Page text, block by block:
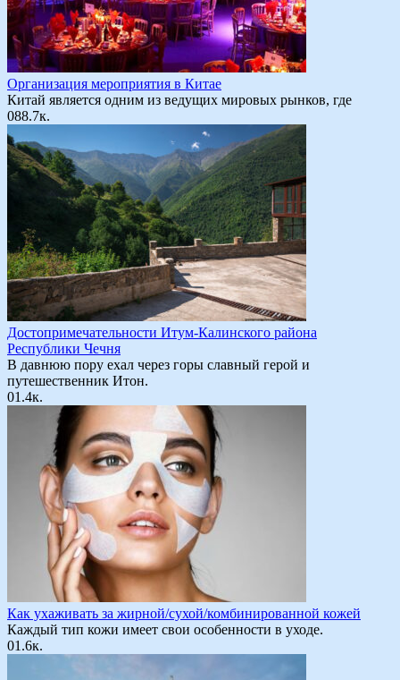
Организация мероприятия в Китае
Китай является одним из ведущих мировых рынков, где
088.7к.
Достопримечательности Итум-Калинского района
Республики Чечня
В давнюю пору ехал через горы славный герой и
путешественник Итон.
01.4к.
Как ухаживать за жирной/сухой/комбинированной кожей
Каждый тип кожи имеет свои особенности в уходе.
01.6к.